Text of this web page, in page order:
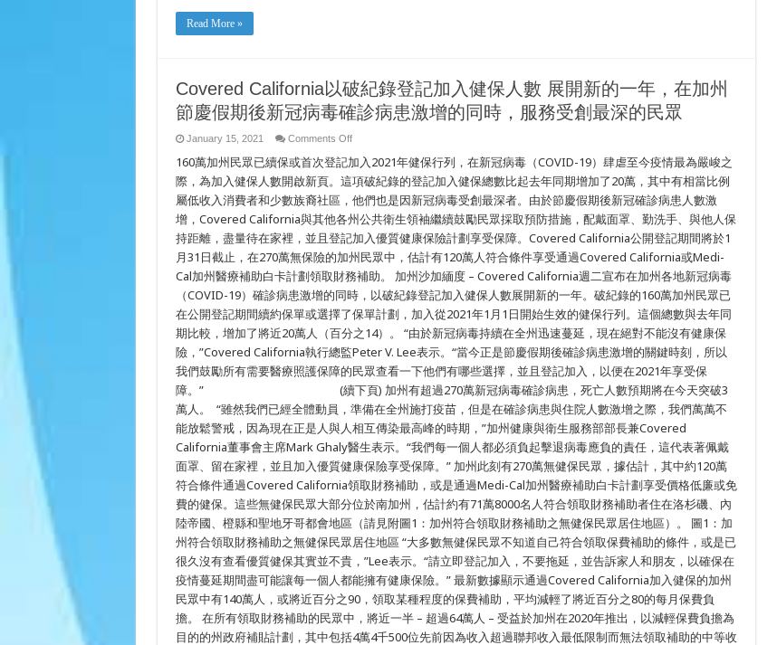
a
Targeted
Public
Safety
Shutoff
Tonight
Small
Portions
of
Driest
Locations
Read More »
Covered California以破紀錄登記加入健保人數 展開新的一年，在加州
節慶假期後新冠病毒確診病患激增的同時，服務受創最深的民眾
January 15, 2021 Comments Offon
California
以
破
紀
錄
登
記
加
入
健
保
人
數
展
開
新
的
一
年，
在
加
州
節
慶
假
期
後
新
冠
病
毒
確
病
患
激
160萬加州民眾已續保或首次登記加入2021年健保行列，在新冠病毒（COVID-19）肆虐至今疫情最為嚴峻之
際，為加入健保人數開啟新頁。這項破紀錄的登記加入健保總數比起去年同期增加了20萬，其中有相當比例
屬低收入消費者和少數族裔社區，他們也是因新冠病毒受創最深者。由於節慶假期後新冠確診病患人數激
增，Covered California與其他各州公共衛生領袖繼續鼓勵民眾採取預防措施，配戴面罩、勤洗手、與他人保
持距離，盡量待在家裡，並且登記加入優質健康保險計劃享受保障。Covered California公開登記期間將於1
月31日截止，在270萬無保險的加州民眾中，估計有120萬人符合條件享受通過Covered California或Medi-
Cal加州醫療補助白卡計劃領取財務補助。 加州沙加緬度 – Covered California週二宣布在加州各地新冠病毒
（COVID-19）確診病患激增的同時，以破紀錄登記加入健保人數展開新的一年。破紀錄的160萬加州民眾已
在公開登記期間續約保單或選擇了保單計劃，加入從2021年1月1日開始生效的健保行列。這個總數與去年同
期比較，增加了將近20萬人（百分之14）。 “由於新冠病毒持續在全州迅速蔓延，現在絕對不能沒有健康保
險，”Covered California執行總監Peter V. Lee表示。“當今正是節慶假期後確診病患激增的關鍵時刻，所以
我們鼓勵所有需要醫療照護保障的民眾查看一下他們有哪些選擇，並且登記加入，以便在2021年享受保
障。” (續下頁) 加州有超過270萬新冠病毒確診病患，死亡人數預期將在今天突破3
萬人。 “雖然我們已經全體動員，準備在全州施打疫苗，但是在確診病患與住院人數激增之際，我們萬萬不
能放鬆警戒，因為現在正是人與人相互傳染最高峰的時期，”加州健康與衛生服務部部長兼Covered
California董事會主席Mark Ghaly醫生表示。“我們每一個人都必須負起擊退病毒應負的責任，這代表著佩戴
面罩、留在家裡，並且加入優質健康保險享受保障。” 加州此刻有270萬無健保民眾，據估計，其中約120萬
符合條件通過Covered California領取財務補助，或是通過Medi-Cal加州醫療補助白卡計劃享受價格低廉或免
費的健保。這些無健保民眾大部分位於南加州，估計約有71萬8000名人符合領取財務補助者住在洛杉磯、內
陸帝國、橙縣和聖地牙哥都會地區（請見附圖1：加州符合領取財務補助之無健保民眾居住地區）。 圖1：加
州符合領取財務補助之無健保民眾居住地區 “大多數無健保民眾不知道自己符合領取保費補助的條件，或是已
很久沒有查看優質健保其實並不貴，”Lee表示。“請立即登記加入，不要拖延，並告訴家人和朋友，以確保在
疫情蔓延期間盡可能讓每一個人都能擁有健康保險。” 最新數據顯示通過Covered California加入健保的加州
民眾中有140萬人，或將近百分之90，領取某種程度的保費補助，平均減輕了將近百分之80的每月保費負
擔。 在所有領取財務補助的民眾中，將近一半 – 超過64萬人 – 受益於加州在2020年推出，以減輕保費負擔為
目的的州政府補貼計劃，其中包括4萬4千500位先前因為收入超過聯邦收入最低限制而無法領取補助的中等收